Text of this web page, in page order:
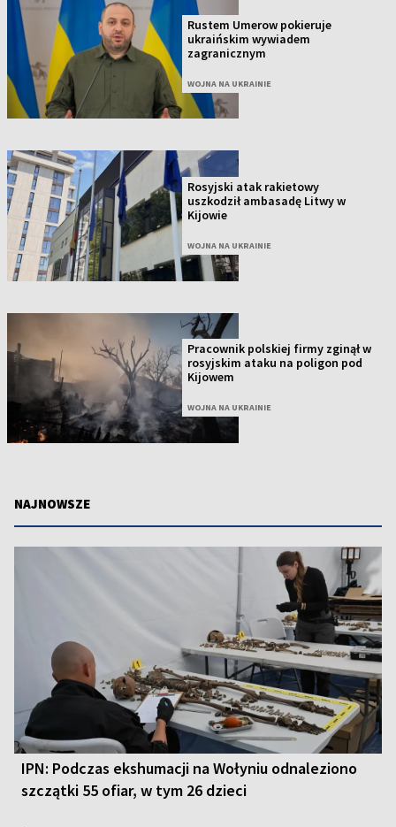
Rustem Umerow pokieruje
ukraińskim wywiadem
zagranicznym
WOJNA NA UKRAINIE
Rosyjski atak rakietowy
uszkodził ambasadę Litwy w
Kijowie
WOJNA NA UKRAINIE
Pracownik polskiej firmy zginął w
rosyjskim ataku na poligon pod
Kijowem
WOJNA NA UKRAINIE
NAJNOWSZE
IPN: Podczas ekshumacji na Wołyniu odnaleziono
szczątki 55 ofiar, w tym 26 dzieci